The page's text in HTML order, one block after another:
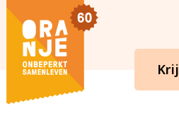
de hoofdinhoud.